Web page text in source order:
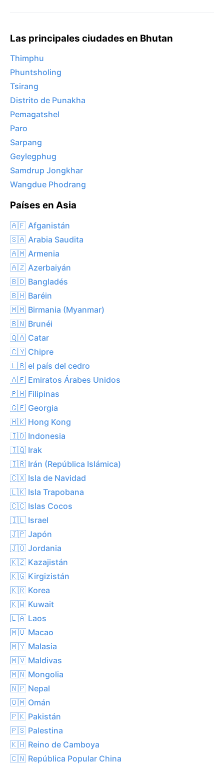
Las principales ciudades en Bhutan
Thimphu
Phuntsholing
Tsirang
Distrito de Punakha
Pemagatshel
Paro
Sarpang
Geylegphug
Samdrup Jongkhar
Wangdue Phodrang
Países en Asia
🇦🇫 Afganistán
🇸🇦 Arabia Saudita
🇦🇲 Armenia
🇦🇿 Azerbaiyán
🇧🇩 Bangladés
🇧🇭 Baréin
🇲🇲 Birmania (Myanmar)
🇧🇳 Brunéi
🇶🇦 Catar
🇨🇾 Chipre
🇱🇧 el país del cedro
🇦🇪 Emiratos Árabes Unidos
🇵🇭 Filipinas
🇬🇪 Georgia
🇭🇰 Hong Kong
🇮🇩 Indonesia
🇮🇶 Irak
🇮🇷 Irán (República Islámica)
🇨🇽 Isla de Navidad
🇱🇰 Isla Trapobana
🇨🇨 Islas Cocos
🇮🇱 Israel
🇯🇵 Japón
🇯🇴 Jordania
🇰🇿 Kazajistán
🇰🇬 Kirgizistán
🇰🇷 Korea
🇰🇼 Kuwait
🇱🇦 Laos
🇲🇴 Macao
🇲🇾 Malasia
🇲🇻 Maldivas
🇲🇳 Mongolia
🇳🇵 Nepal
🇴🇲 Omán
🇵🇰 Pakistán
🇵🇸 Palestina
🇰🇭 Reino de Camboya
🇨🇳 República Popular China